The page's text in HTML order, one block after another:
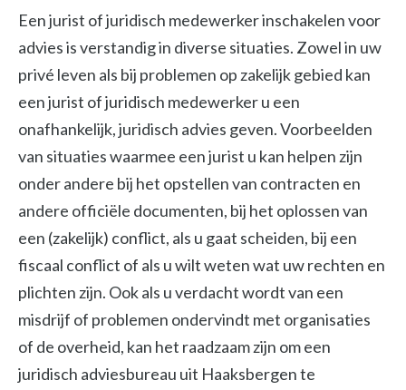
Een jurist of juridisch medewerker inschakelen voor
advies is verstandig in diverse situaties. Zowel in uw
privé leven als bij problemen op zakelijk gebied kan
een jurist of juridisch medewerker u een
onafhankelijk, juridisch advies geven. Voorbeelden
van situaties waarmee een jurist u kan helpen zijn
onder andere bij het opstellen van contracten en
andere officiële documenten, bij het oplossen van
een (zakelijk) conflict, als u gaat scheiden, bij een
fiscaal conflict of als u wilt weten wat uw rechten en
plichten zijn. Ook als u verdacht wordt van een
misdrijf of problemen ondervindt met organisaties
of de overheid, kan het raadzaam zijn om een
juridisch adviesbureau uit Haaksbergen te